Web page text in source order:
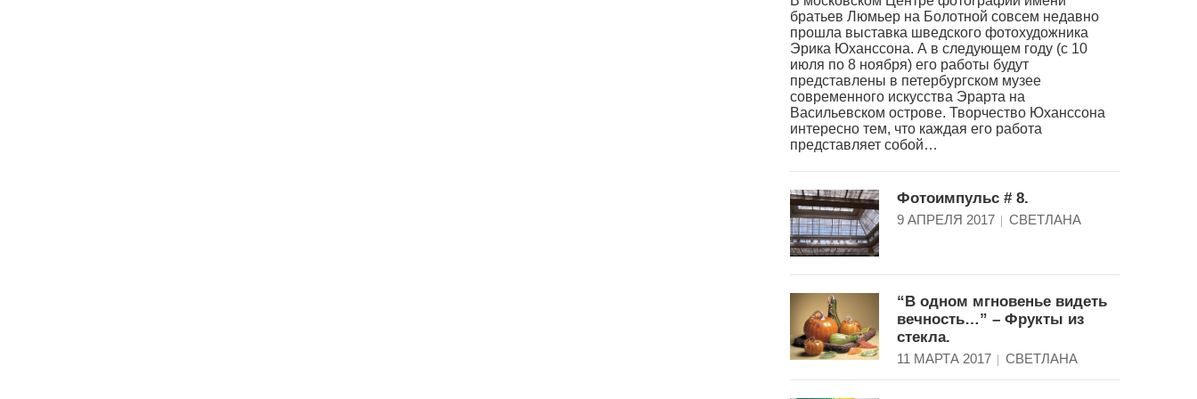
братьев Люмьер на Болотной совсем недавно
прошла выставка шведского фотохудожника
Эрика Юханссона. А в следующем году (с 10
июля по 8 ноября) его работы будут
представлены в петербургском музее
современного искусства Эрарта на
Васильевском острове. Творчество Юханссона
интересно тем, что каждая его работа
представляет собой…
Фотоимпульс # 8.
9 АПРЕЛЯ 2017 СВЕТЛАНА
“В одном мгновенье видеть
вечность…” – Фрукты из
стекла.
11 МАРТА 2017 СВЕТЛАНА